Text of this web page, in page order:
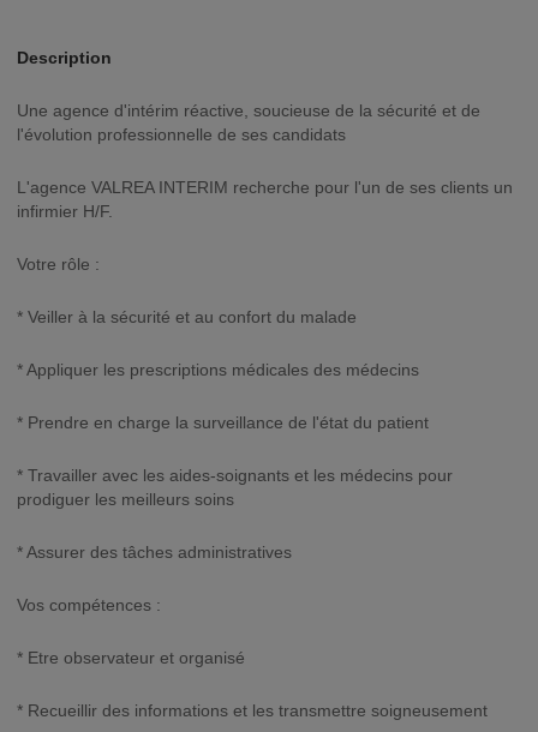
Description
Une agence d'intérim réactive, soucieuse de la sécurité et de
l'évolution professionnelle de ses candidats
L'agence VALREA INTERIM recherche pour l'un de ses clients un
infirmier H/F.
Votre rôle :
* Veiller à la sécurité et au confort du malade
* Appliquer les prescriptions médicales des médecins
* Prendre en charge la surveillance de l'état du patient
* Travailler avec les aides-soignants et les médecins pour
prodiguer les meilleurs soins
* Assurer des tâches administratives
Vos compétences :
* Etre observateur et organisé
* Recueillir des informations et les transmettre soigneusement